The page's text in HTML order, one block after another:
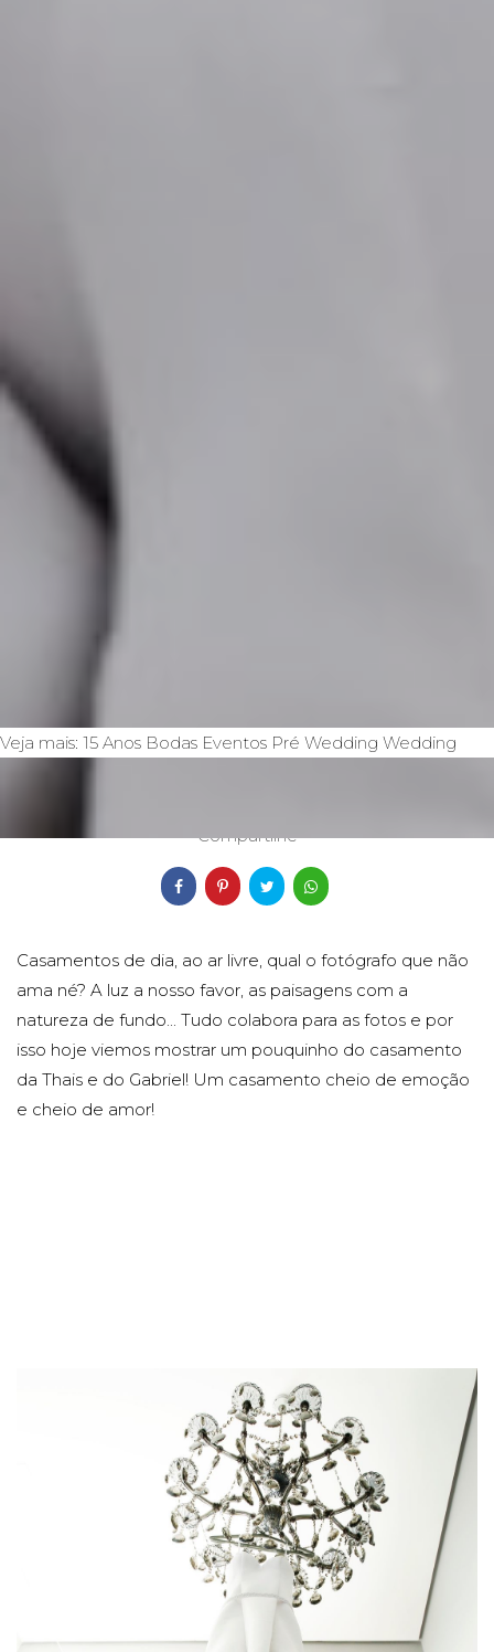
Veja mais: 15 Anos Bodas Eventos Pré Wedding Wedding
Compartilhe
Casamentos de dia, ao ar livre, qual o fotógrafo que não
ama né? A luz a nosso favor, as paisagens com a
natureza de fundo... Tudo colabora para as fotos e por
isso hoje viemos mostrar um pouquinho do casamento
da Thais e do Gabriel! Um casamento cheio de emoção
e cheio de amor!